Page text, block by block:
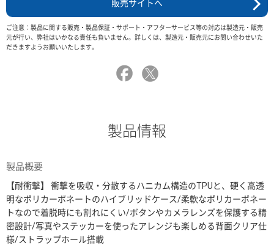
販売サイトへ
ご注意：製品に関する販売・製品保証・サポート・アフターサービス等の対応は製造元・販売
元が行い、弊社はいかなる責任も負いません。詳しくは、製造元・販売元にお問い合わせいた
だきますようお願いいたします。
製品情報
製品概要
【耐衝撃】 衝撃を吸収・分散するハニカム構造のTPUと、硬く高透
明なポリカーボネートのハイブリッドケース/柔軟なポリカーボネー
トなので着脱時にも割れにくい/ボタンやカメラレンズを保護する精
密設計/写真やステッカーを使ったアレンジも楽しめる背面クリア仕
様/ストラップホール搭載